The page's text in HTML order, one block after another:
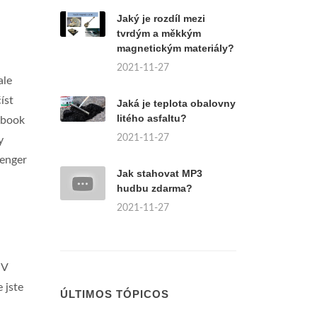
jste
Jaký je rozdíl mezi
tvrdým a měkkým
magnetickým materiály?
2021-11-27
Jaká je teplota obalovny
litého asfaltu?
2021-11-27
Jak stahovat MP3
hudbu zdarma?
2021-11-27
ÚLTIMOS TÓPICOS